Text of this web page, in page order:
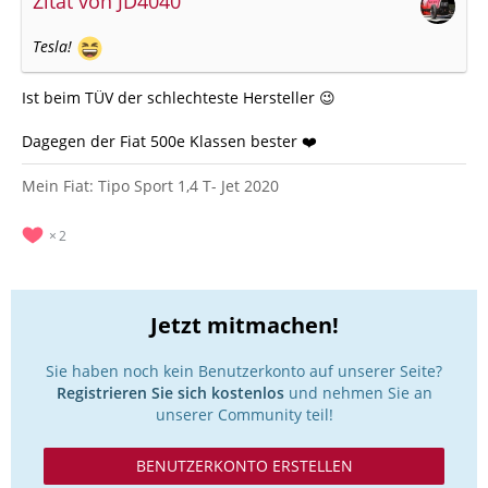
Tesla!
Ist beim TÜV der schlechteste Hersteller 😉
Dagegen der Fiat 500e Klassen bester ❤️
Mein Fiat: Tipo Sport 1,4 T- Jet 2020
2
Jetzt mitmachen!
Sie haben noch kein Benutzerkonto auf unserer Seite?
Registrieren Sie sich kostenlosund nehmen Sie an
unserer Community teil!
BENUTZERKONTO ERSTELLEN